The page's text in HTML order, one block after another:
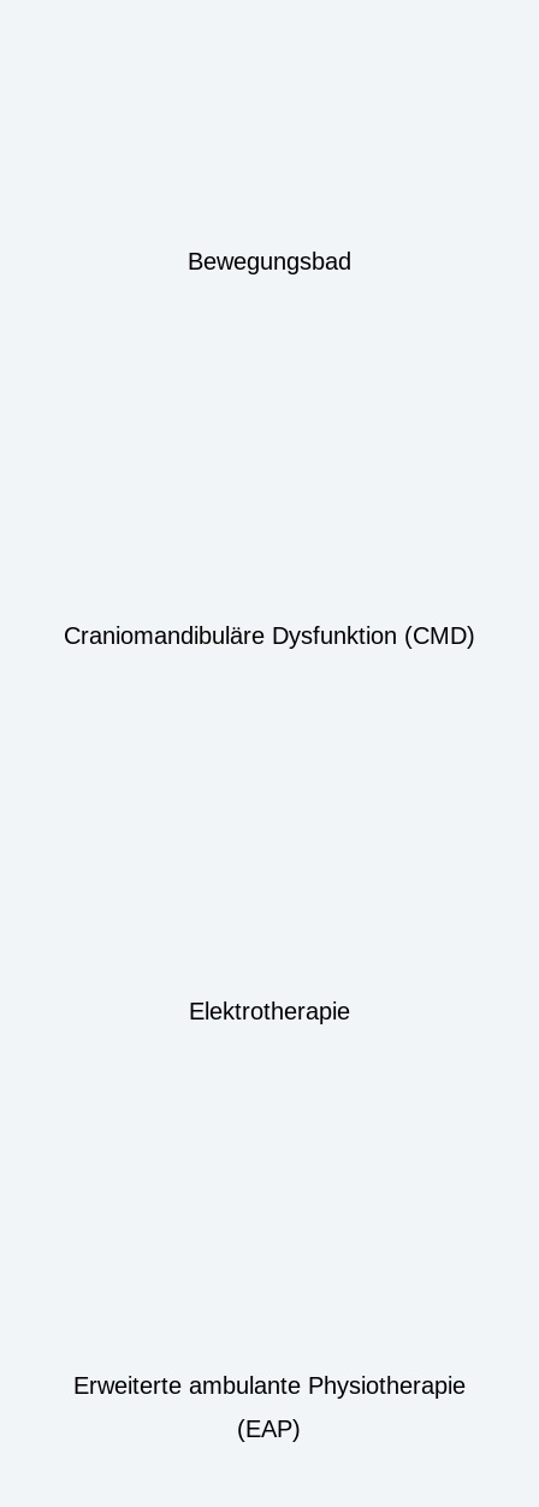
Bewegungsbad
Craniomandibuläre Dysfunktion (CMD)
Elektrotherapie
Erweiterte ambulante Physiotherapie
(EAP)